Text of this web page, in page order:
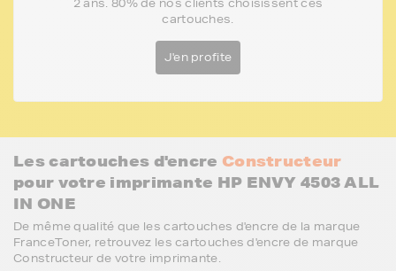
cartouches.
J'en profite
Les cartouches d'encre Constructeur
pour votre imprimante HP ENVY 4503 ALL
IN ONE
De même qualité que les cartouches d'encre de la marque
FranceToner, retrouvez les cartouches d'encre de marque
Constructeur de votre imprimante.